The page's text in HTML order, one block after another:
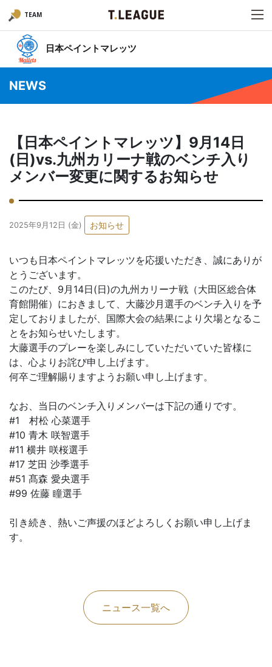
TEAM
日本ペイントマレッツ
NEWS
【日本ペイントマレッツ】9月14日
(日)vs.九州カリーナ戦のベンチ入り
メンバー変更に関するお知らせ
2025年9月12日 (金) お知らせ
いつも日本ペイントマレッツを応援いただき、誠にありが
とうございます。
このたび、9月14日(日)の九州カリーナ戦（大田区総合体
育館開催）におきまして、大藤沙月選手のベンチ入りを予
定しておりましたが、国際大会の結果により欠場となるこ
とをお知らせいたします。
大藤選手のプレーを楽しみにしていただいていた皆様に
は、心よりお詫び申し上げます。
何卒ご理解賜りますようお願い申し上げます。
なお、当日のベンチ入りメンバーは下記の通りです。
#1 村松 心菜選手
#10 青木 咲智選手
#11 横井 咲桜選手
#17 芝田 沙季選手
#51 髙森 愛央選手
#99 佐藤 瞳選手
引き続き、熱いご声援のほどよろしくお願い申し上げま
す。
ニュース一覧へ